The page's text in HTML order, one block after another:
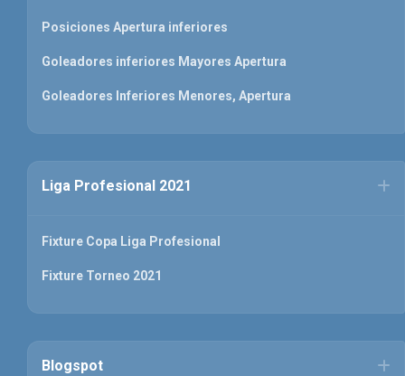
Posiciones Apertura inferiores
Goleadores inferiores Mayores Apertura
Goleadores Inferiores Menores, Apertura
Liga Profesional 2021
Fixture Copa Liga Profesional
Fixture Torneo 2021
Blogspot